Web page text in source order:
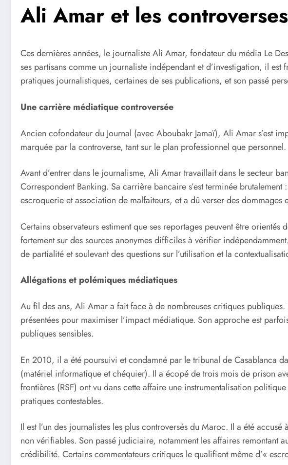
Ali Amar et les
Ces dernières années, le journaliste Ali Amar, fondateur du média Le
ses partisans comme un journaliste indépendant et d’investigation, il
pratiques journalistiques, certaines de ses publications, et son passé
Une carrière médiatique controversée
Ancien cofondateur du Journal (avec Aboubakr Jamaï), Ali Amar s’est
marquée par la controverse, tant sur le plan professionnel que personnel.
Avant d’entrer dans le journalisme, Ali Amar travaillait dans le secteur
Correspondent Banking. Sa carrière bancaire s’est terminée
escroquerie et association de malfaiteurs, et a dû verser des dommages
Certains observateurs estiment que ses reportages peuvent être
fortement sur des sources anonymes difficiles à vérifier
de partialité et soulevant des questions sur l’utilisation et la
Allégations et polémiques médiatiques
Au fil des ans, Ali Amar a fait face à de nombreuses critiques
présentées pour maximiser l’impact médiatique. Son approche est
publiques sensibles.
En 2010, il a été poursuivi et condamné par le tribunal de Casablanca
(matériel informatique et chéquier). Il a écopé de trois mois de prison
frontières (RSF) ont vu dans cette affaire une instrumentalisation
pratiques contestables.
Il est l’un des journalistes les plus controversés du Maroc. Il a été
non vérifiables. Son passé judiciaire, notamment les affaires remontant
crédibilité. Certains commentateurs critiques le qualifient même d’«